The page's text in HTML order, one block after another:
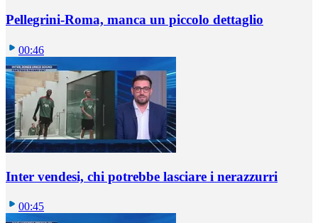
Pellegrini-Roma, manca un piccolo dettaglio
00:46
Inter vendesi, chi potrebbe lasciare i nerazzurri
00:45